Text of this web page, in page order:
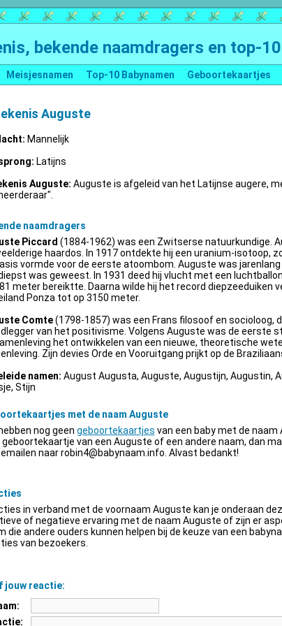
bekende naamdragers en top-10
Meisjesnamen Top-10 Babynamen Geboortekaartjes
Auguste
Mannelijk
Latijns
Auguste: Auguste is afgeleid van het Latijnse augere,
naamdragers
Piccard (1884-1962) was een Zwitserse natuurkundige.
haardos. In 1917 ontdekte hij een uranium-isotoop,
vormde voor de eerste atoombom. Auguste was
was geweest. In 1931 deed hij vlucht met een
meter bereiktte. Daarna wilde hij het record diepzeeduiken
Ponza tot op 3150 meter.
Comte(1798-1857) was een Frans filosoof en socioloog,
van het positivisme. Volgens Auguste was de eerste
het ontwikkelen van een nieuwe, theoretische
Zijn devies Orde en Vooruitgang prijkt op de
namen: August Augusta, Auguste, Augustijn, Augustin,
Stijn
met de naam Auguste
nog geen geboortekaartjes van een baby met de naam
geboortekaartje van een Auguste of een andere naam, dan
naarrobin4@babynaam.info . Alvast bedankt!
in verband met de voornaam Auguste kan je onderaan
of negatieve ervaring met de naam Auguste of zijn er
die andere ouders kunnen helpen bij de keuze van een
van bezoekers.
jouw reactie: